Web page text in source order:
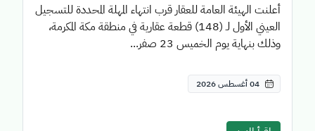
أعلنت الهيئة العامة للعقار قرب انتهاء المهلة المحددة للتسجيل
العيني الأول لـ (148) قطعة عقارية في منطقة مكة المكرمة،
وذلك بنهاية يوم الخميس 23 صفر...
04 أغسطس 2026